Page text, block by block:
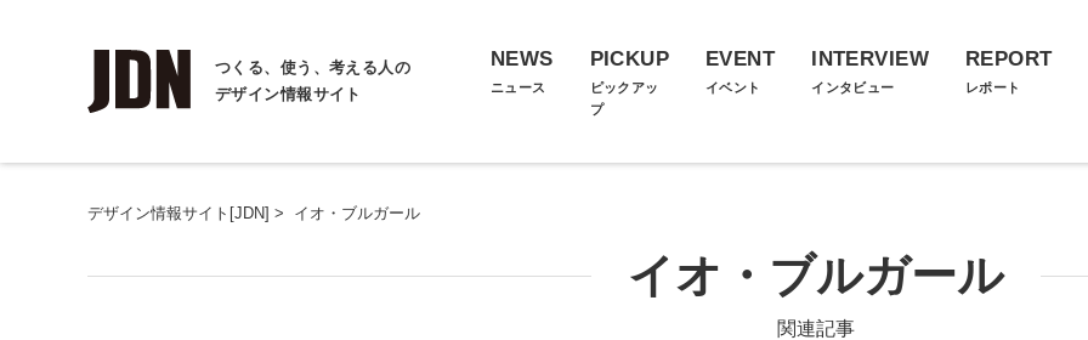
つくる、使う、考える人の
デザイン情報サイト
NEWS
ニュース
PICKUP
ピックアッ
プ
EVENT
イベント
INTERVIEW
インタビュー
REPORT
レポート
デザイン情報サイト[JDN] > イオ・ブルガール
イオ・ブルガール
関連記事